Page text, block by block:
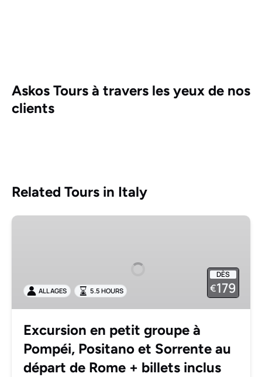
Askos Tours à travers les yeux de nos
clients
Related Tours in Italy
Excursion
Pompéi,
Positano
Sorrente
départ
DÈS
€179
ALL AGES 5.5 HOURS
Excursion en petit groupe à
Pompéi, Positano et Sorrente au
départ de Rome + billets inclus